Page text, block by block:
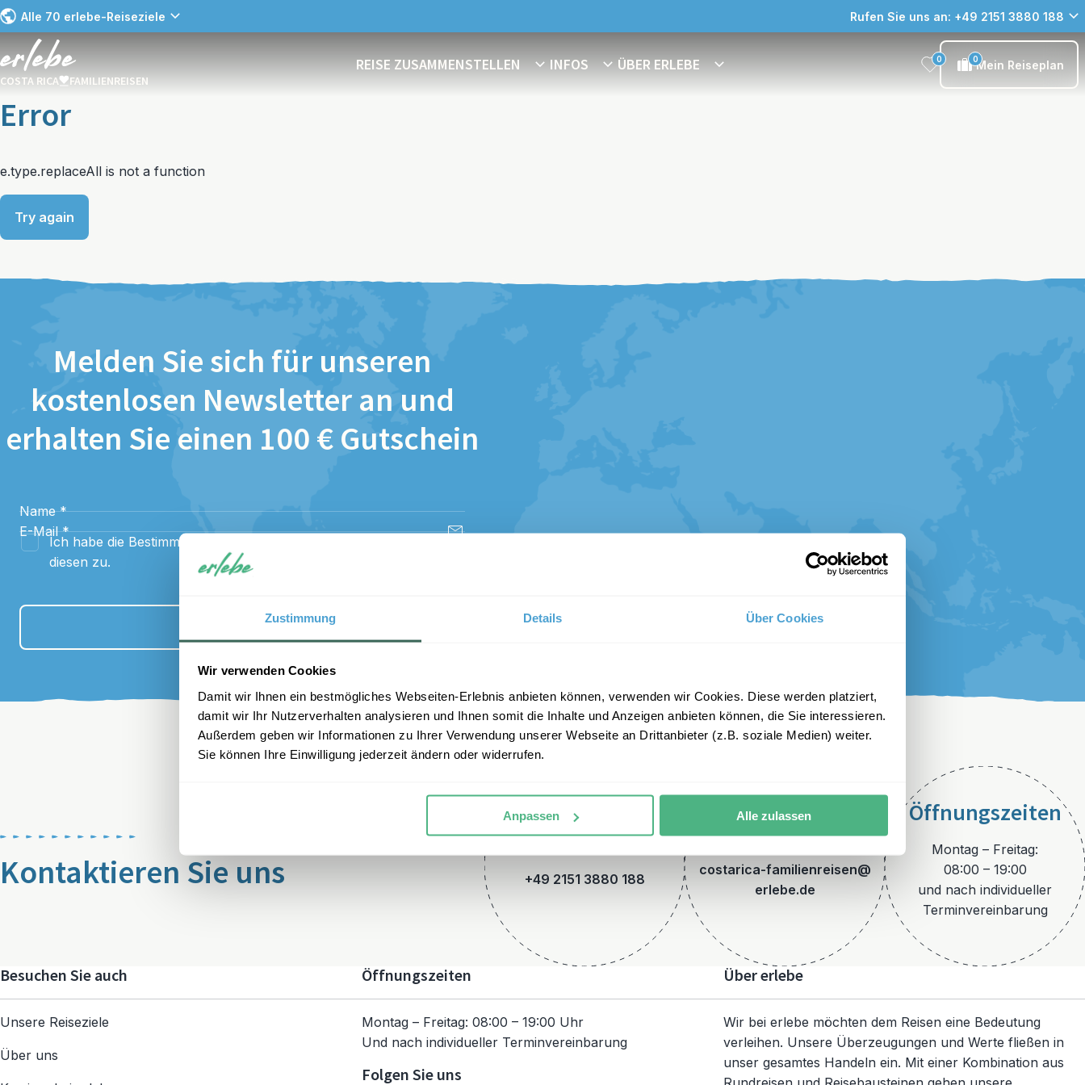
Zustimmung Details Über Cookies
Wir verwenden Cookies
Damit wir Ihnen ein bestmögliches Webseiten-Erlebnis anbieten können, verwenden wir Cookies. Diese werden platziert,
damit wir Ihr Nutzerverhalten analysieren und Ihnen somit die Inhalte und Anzeigen anbieten können, die Sie interessieren.
Außerdem geben wir Informationen zu Ihrer Verwendung unserer Webseite an Drittanbieter (z.B. soziale Medien) weiter.
Sie können Ihre Einwilligung jederzeit ändern oder widerrufen.
Anpassen Alle zulassen
Alle 70 erlebe-Reiseziele Rufen Sie uns an: +49 2151 3880 188
COSTA RICA FAMILIENREISEN
REISE ZUSAMMENSTELLEN INFOS ÜBER ERLEBE 0 0Mein Reiseplan
Error
e.type.replaceAll is not a function
Try again
Melden Sie sich für unseren
kostenlosen Newsletter an und
erhalten Sie einen 100 € Gutschein
Name *
E-Mail *
Ich habe die Bestimmungen zum
diesen zu.
Anmelden
Kontaktieren Sie uns
Telefon
+49 2151 3880 188
E-Mail
costarica-familienreisen@
erlebe.de
Öffnungszeiten
Montag – Freitag:
08:00 – 19:00
und nach individueller
Terminvereinbarung
Besuchen Sie auch
Unsere Reiseziele
Über uns
Öffnungszeiten
Montag – Freitag: 08:00 – 19:00 Uhr
Und nach individueller Terminvereinbarung
Folgen Sie uns
Über erlebe
Wir bei erlebe möchten dem Reisen eine Bedeutung
verleihen. Unsere Überzeugungen und Werte fließen in
unser gesamtes Handeln ein. Mit einer Kombination aus